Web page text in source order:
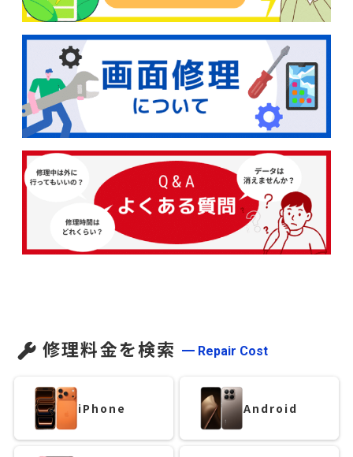
修理料金を検索 Repair Cost
iPhone Android